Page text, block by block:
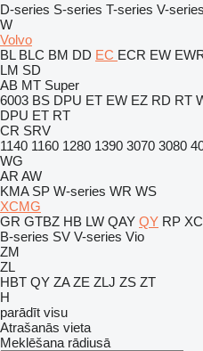
D-series S-series T-series V-series
W
Volvo
BL BLC BM DD EC ECR EW
LM SD
AB MT Super
6003 BS DPU ET EW EZ RD RT
DPU ET RT
CR SRV
1140 1160 1280 1390 3070 3080
WG
AR AW
KMA SP W-series WR WS
XCMG
GR GTBZ HB LW QAY QY RP XC
B-series SV V-series Vio
ZM
ZL
HBT QY ZA ZE ZLJ ZS ZT
H
parādīt visu
Atrašanās vieta
Meklēšana rādiusā